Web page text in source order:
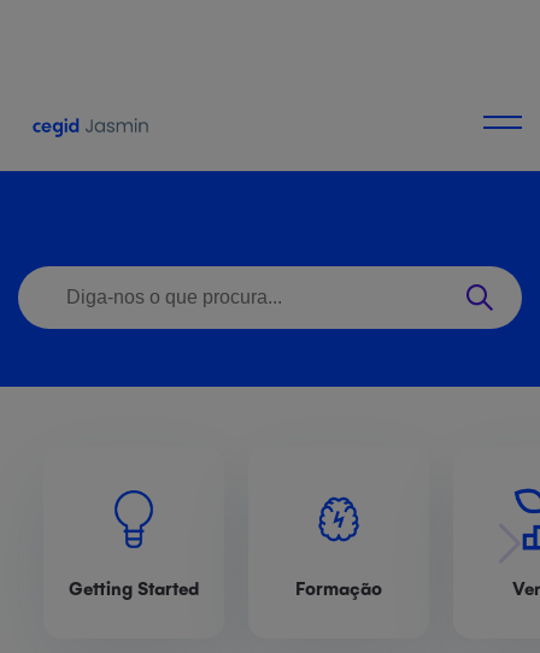
Getting Started Formação